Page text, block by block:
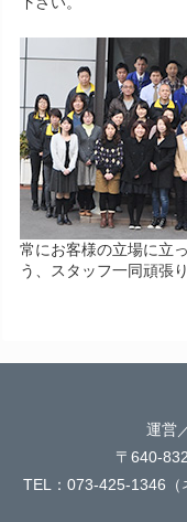
常にお客様の立場に立
う、スタッフ一同頑張
運営
〒640-
TEL：073-425-1346（